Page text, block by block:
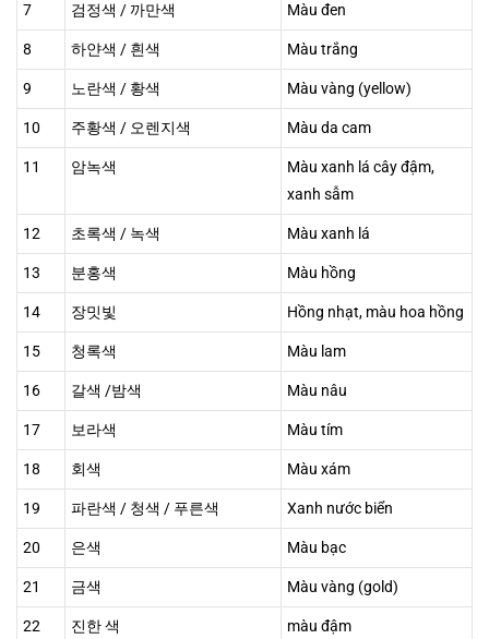
7 검정색 / 까만색 Màu đen
8 하얀색 / 흰색 Màu trắng
9 노란색 / 황색 Màu vàng (yellow)
10 주황색 / 오렌지색 Màu da cam
11 암녹색
Màu xanh lá cây đậm,
xanh sẫm
12 초록색 / 녹색 Màu xanh lá
13 분홍색 Màu hồng
14 장밋빛 Hồng nhạt, màu hoa hồng
15 청록색 Màu lam
16 갈색 /밤색 Màu nâu
17 보라색 Màu tím
18 회색 Màu xám
19 파란색 / 청색 / 푸른색 Xanh nước biển
20 은색 Màu bạc
21 금색 Màu vàng (gold)
22 진한 색 màu đậm